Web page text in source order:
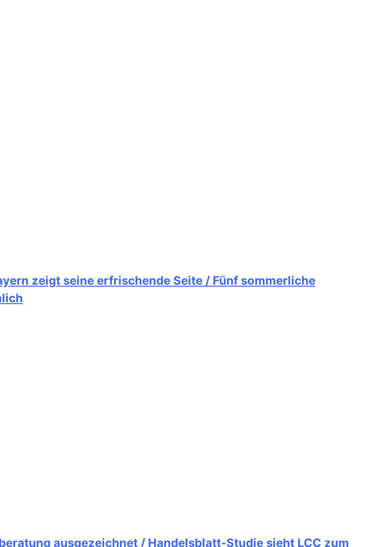
zeigt seine erfrischende Seite / Fünf sommerliche
ausgezeichnet / Handelsblatt-Studie sieht LCC zum